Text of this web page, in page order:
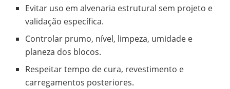
Evitar uso em alvenaria estrutural sem projeto e
validação específica.
Controlar prumo, nível, limpeza, umidade e
planeza dos blocos.
Respeitar tempo de cura, revestimento e
carregamentos posteriores.